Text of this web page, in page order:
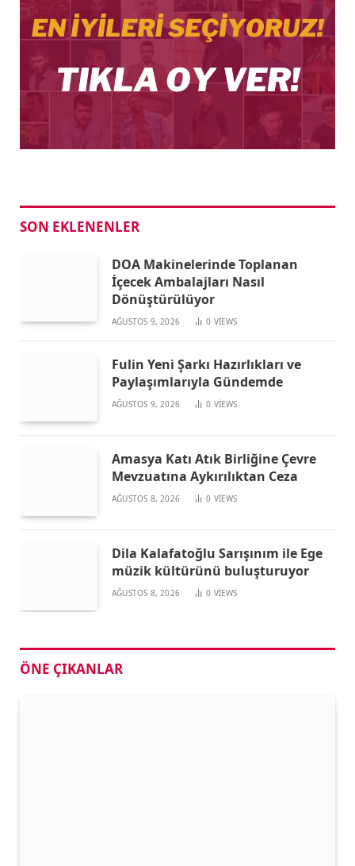
SON EKLENENLER
DOA Makinelerinde Toplanan
İçecek Ambalajları Nasıl
Dönüştürülüyor
AĞUSTOS 9, 2026 0 VIEWS
Fulin Yeni Şarkı Hazırlıkları ve
Paylaşımlarıyla Gündemde
AĞUSTOS 9, 2026 0 VIEWS
Amasya Katı Atık Birliğine Çevre
Mevzuatına Aykırılıktan Ceza
AĞUSTOS 8, 2026 0 VIEWS
Dila Kalafatoğlu Sarışınım ile Ege
müzik kültürünü buluşturuyor
AĞUSTOS 8, 2026 0 VIEWS
ÖNE ÇIKANLAR